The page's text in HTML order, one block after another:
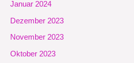
Januar 2024
Dezember 2023
November 2023
Oktober 2023